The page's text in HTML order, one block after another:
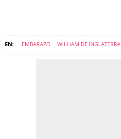
EMBARAZO WILLIAM DE INGLATERRA